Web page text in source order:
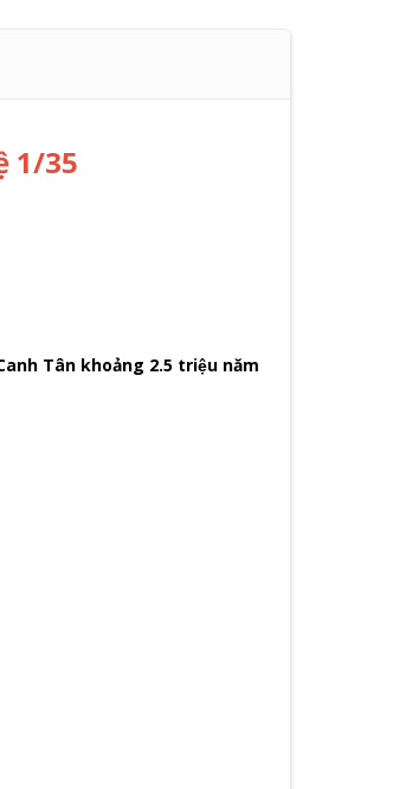
1/35
Tân khoảng 2.5 triệu năm